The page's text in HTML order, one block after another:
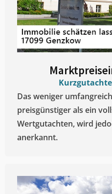
Das weniger
preisgünstiger als ein
Wertgutachten, wird
anerkannt.